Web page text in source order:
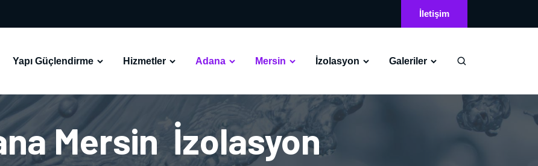
İletişim
Yapı Güçlendirme Hizmetler Adana Mersin İzolasyon Galeriler
Mersin İzolasyon